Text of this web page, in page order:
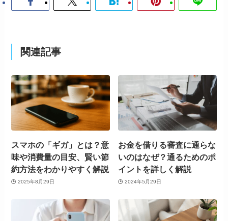
関連記事
スマホの「ギガ」とは？意
味や消費量の目安、賢い節
約方法をわかりやすく解説
2025年8月29日
お金を借りる審査に通らな
いのはなぜ？通るためのポ
イントを詳しく解説
2024年5月29日